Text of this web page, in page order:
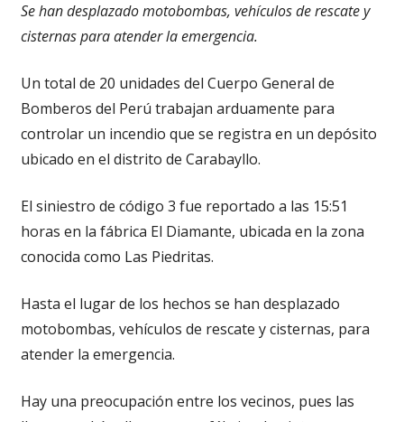
Se han desplazado motobombas, vehículos de rescate y
cisternas para atender la emergencia.
Un total de 20 unidades del Cuerpo General de
Bomberos del Perú trabajan arduamente para
controlar un incendio que se registra en un depósito
ubicado en el distrito de Carabayllo.
El siniestro de código 3 fue reportado a las 15:51
horas en la fábrica El Diamante, ubicada en la zona
conocida como Las Piedritas.
Hasta el lugar de los hechos se han desplazado
motobombas, vehículos de rescate y cisternas, para
atender la emergencia.
Hay una preocupación entre los vecinos, pues las